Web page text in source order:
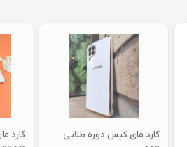
گارد مای کیس دوره طلایی
گارد